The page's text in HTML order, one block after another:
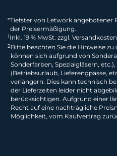
*Tiefster von Letwork angebotener
der Preisermäßigung.
1Inkl. 19 % MwSt. zzgl.
2Bitte beachten Sie die Hinweise zu
können sich aufgrund von
Sonderfarben, Spezialgläsern,
(Betriebsurlaub, Lieferengpässe,
verlängern. Dies kann technisch
der Lieferzeiten leider nicht
berücksichtigen. Aufgrund einer
Recht auf eine nachträgliche
Möglichkeit, vom Kaufvertrag